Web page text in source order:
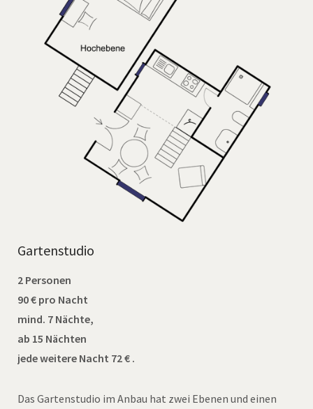
Gartenstudio
2 Personen
90 € pro Nacht
mind. 7 Nächte,
ab 15 Nächten
jede weitere Nacht 72 € .
Das Gartenstudio im Anbau hat zwei Ebenen und einen